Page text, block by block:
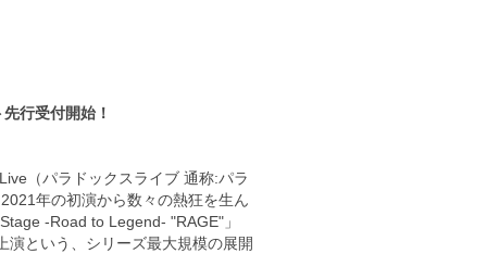
行受付開始！
（パラドックスライブ 通称:パラ
年の初演から数々の熱狂を生ん
-Road to Legend- "RAGE"」
演という、シリーズ最大規模の展開